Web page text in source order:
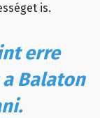
is.
erre
Balaton